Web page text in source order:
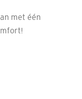
met één